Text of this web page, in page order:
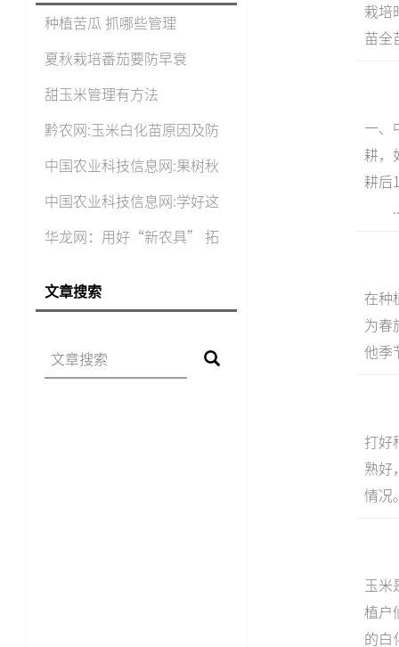
种植苦瓜 抓哪些管理
夏秋栽培番茄要防早衰
甜玉米管理有方法
黔农网:玉米白化苗原因及防
中国农业科技信息网:果树秋
中国农业科技信息网:学好这
华龙网：用好“新农具” 拓
文章搜索
栽培
苗全
一、
耕，
耕后
在种
为春
他季
打好
熟好
情况
玉米
植户
的白